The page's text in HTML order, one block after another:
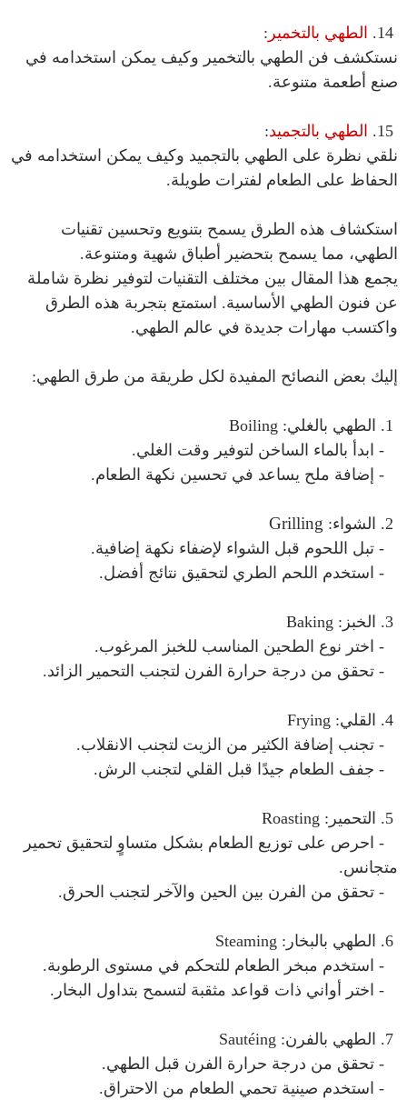
الطهي بالتخمير :
نستكشف فن الطهي بالتخمير وكيف يمكن استخدامه في
صنع أطعمة متنوعة.
الطهي بالتجميد:
نلقي نظرة على الطهي بالتجميد وكيف يمكن استخدامه في
الحفاظ على الطعام لفترات طويلة.
استكشاف هذه الطرق يسمح بتنويع وتحسين تقنيات
الطهي، مما يسمح بتحضير أطباق شهية ومتنوعة.
يجمع هذا المقال بين مختلف التقنيات لتوفير نظرة شاملة
عن فنون الطهي الأساسية. استمتع بتجربة هذه الطرق
واكتسب مهارات جديدة في عالم الطهي.
إليك بعض النصائح المفيدة لكل طريقة من طرق الطهي:
- ابدأ بالماء الساخن لتوفير وقت الغلي.
- إضافة ملح يساعد في تحسين نكهة الطعام.
Grilling
- تبل اللحوم قبل الشواء لإضفاء نكهة إضافية.
- استخدم اللحم الطري لتحقيق نتائج أفضل.
- اختر نوع الطحين المناسب للخبز المرغوب.
- تحقق من درجة حرارة الفرن لتجنب التحمير الزائد.
- تجنب إضافة الكثير من الزيت لتجنب الانقلاب.
- جفف الطعام جيدًا قبل القلي لتجنب الرش.
- احرص على توزيع الطعام بشكل متساوٍ لتحقيق تحمير
متجانس.
- تحقق من الفرن بين الحين والآخر لتجنب الحرق.
- استخدم مبخر الطعام للتحكم في مستوى الرطوبة.
- اختر أواني ذات قواعد مثقبة لتسمح بتداول البخار.
- تحقق من درجة حرارة الفرن قبل الطهي.
- استخدم صينية تحمي الطعام من الاحتراق.